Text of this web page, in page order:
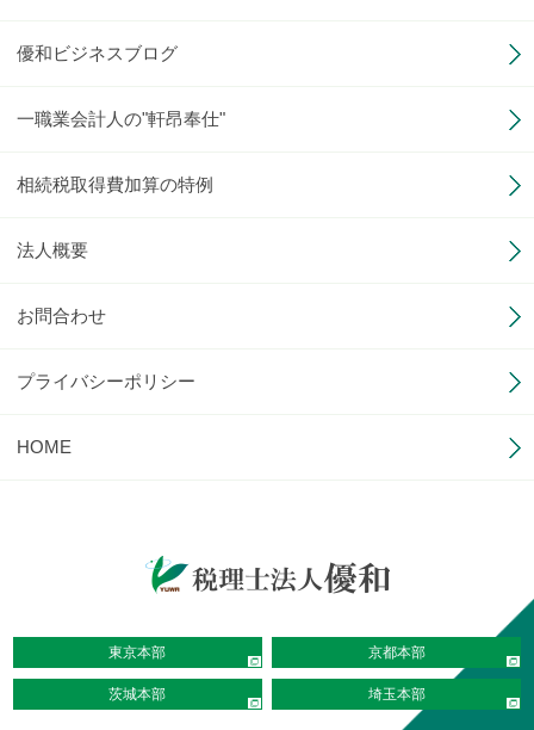
優和ビジネスブログ
一職業会計人の"軒昂奉仕"
相続税取得費加算の特例
法人概要
お問合わせ
プライバシーポリシー
HOME
東京本部 京都本部
茨城本部 埼玉本部